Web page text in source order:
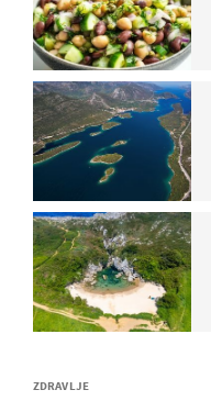
ZDRAVLJE